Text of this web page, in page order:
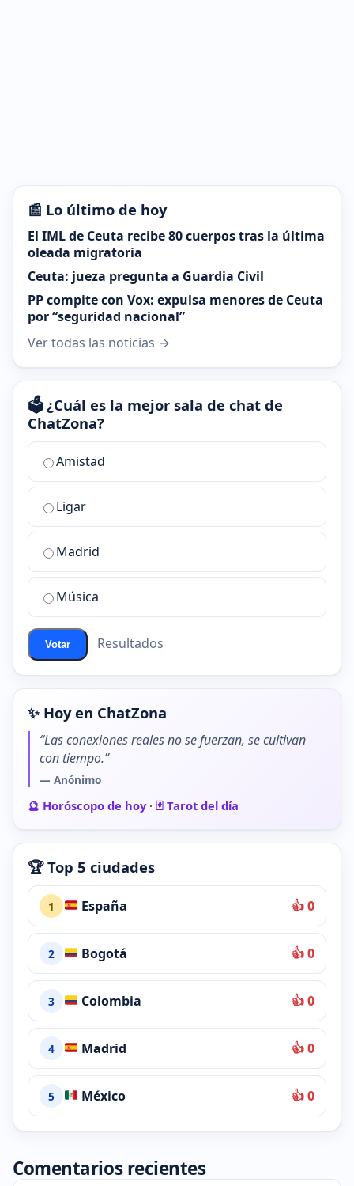
📰 Lo último de hoy
El IML de Ceuta recibe 80 cuerpos tras la última
oleada migratoria
Ceuta: jueza pregunta a Guardia Civil
PP compite con Vox: expulsa menores de Ceuta
por “seguridad nacional”
Ver todas las noticias →
🗳️ ¿Cuál es la mejor sala de chat de
ChatZona?
¿Cuál
la
mejor
sala
chat
ChatZona?
Amistad
Ligar
Madrid
Música
Votar Resultados
✨ Hoy en ChatZona
“Las conexiones reales no se fuerzan, se cultivan
con tiempo.”
— Anónimo
🔮 Horóscopo de hoy· 🃏 Tarot del día
🏆 Top 5 ciudades
1 España 👍 0
2 Bogotá 👍 0
3 Colombia 👍 0
4 Madrid 👍 0
5 México 👍 0
Comentarios recientes